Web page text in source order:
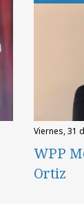
viernes, 31
WPP
Ortiz